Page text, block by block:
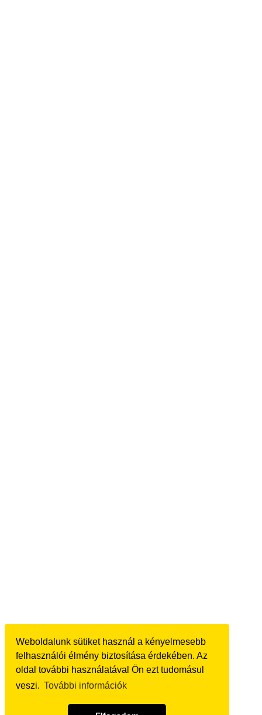
Weboldalunk sütiket használ a kényelmesebb
felhasználói élmény biztosítása érdekében. Az
oldal további használatával Ön ezt tudomásul
veszi. További információk
Weboldalunk sütiket használ a kényelmesebb
felhasználói élmény biztosítása érdekében. Az
oldal további használatával Ön ezt tudomásul
veszi. További információk